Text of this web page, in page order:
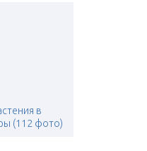
в
(112 фото)